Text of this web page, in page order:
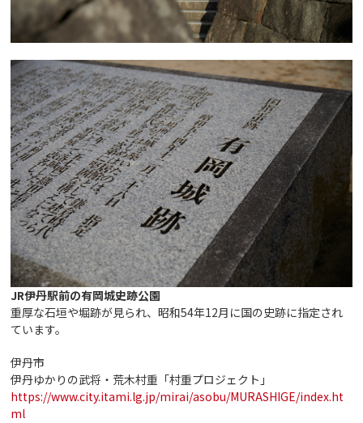
JR伊丹駅前の有岡城史跡公園
重厚な石垣や堀跡が見られ、昭和54年12月に国の史跡に指定され
ています。
伊丹市
伊丹ゆかりの武将・荒木村重「村重プロジェクト」
https://www.city.itami.lg.jp/mirai/asobu/MURASHIGE/index.ht
ml